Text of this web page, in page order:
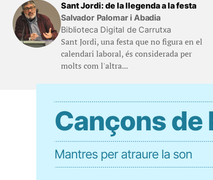
Sant Jordi: de la llegenda a la festa
Salvador Palomar i Abadia
Biblioteca Digital de Carrutxa
Sant Jordi, una festa que no figura en el
calendari laboral, és considerada per
molts com l'altra...